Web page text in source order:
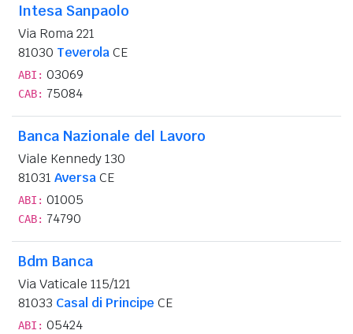
Intesa Sanpaolo
Via Roma 221
81030 TeverolaCE
ABI: 03069
CAB: 75084
Banca Nazionale del Lavoro
Viale Kennedy 130
81031 AversaCE
ABI: 01005
CAB: 74790
Bdm Banca
Via Vaticale 115/121
81033 Casal di Principe CE
ABI: 05424